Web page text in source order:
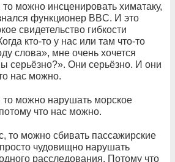
можно инсценировать химатаку,
функционер BBC. И это
свидетельство гибкости
кто-то у нас или там что-то
слова», мне очень хочется
серьёзно?». Они серьёзно. И они
нас можно.
то можно нарушать морское
что нас можно.
то можно сбивать пассажирские
чудовищно нарушать
расследования. Потому что